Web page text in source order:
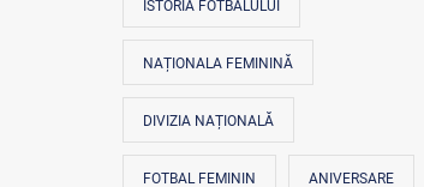
ISTORIA FOTBALULUI
NAȚIONALA FEMININĂ
DIVIZIA NAȚIONALĂ
FOTBAL FEMININ ANIVERSARE